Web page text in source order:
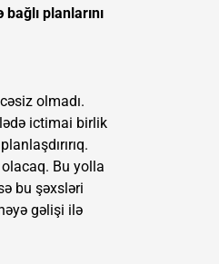
planlarını
olmadı.
ictimai birlik
Bu yolla
bu şəxsləri
gəlişi ilə